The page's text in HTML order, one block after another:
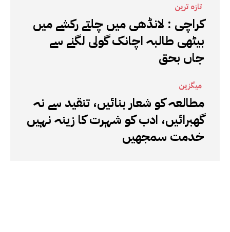
تازہ ترین
بیٹھی طالبہ اچانک گولی لگنے سے
جاں بحق
میگزین
مطالعہ کو شعار بنائیں، تنقید سے نہ
گھبرائیں، ادب کو شہرت کا زینہ نہیں
خدمت سمجھیں